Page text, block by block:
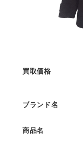
買取価格
ブランド名
商品名